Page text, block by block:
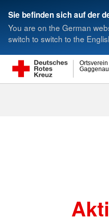
Sie befinden sich auf der
You are on the German
switch to switch to the
Ortsverein